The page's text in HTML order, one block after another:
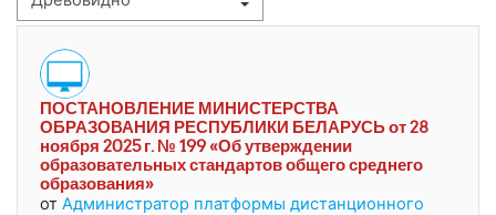
Режим отображения
ПОСТАНОВЛЕНИЕ МИНИСТЕРСТВА
ОБРАЗОВАНИЯ РЕСПУБЛИКИ БЕЛАРУСЬ от 28
ноября 2025 г. № 199 «Об утверждении
образовательных стандартов общего среднего
образования»
от Администратор платформы дистанционного
Количество ответов: 0